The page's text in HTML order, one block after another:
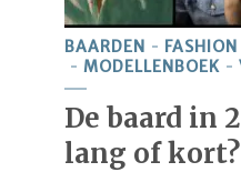
BAARDEN FASHION
MODELLENBOEK
De baard in
lang of kort?